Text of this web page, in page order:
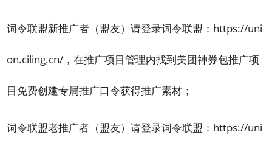
词令联盟新推广者（盟友）请登录词令联盟： https://uni
on.ciling.cn/ ，在推广项目管理内找到美团神券包推广项
目免费创建专属推广口令获得推广素材；
词令联盟老推广者（盟友）请登录词令联盟： https://uni